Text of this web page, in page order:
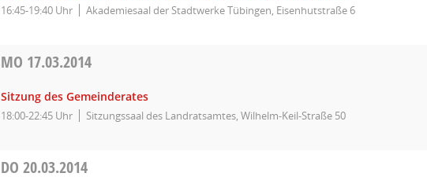
16:45-19:40 Uhr Akademiesaal der Stadtwerke Tübingen, Eisenhutstraße 6
MO 17.03.2014
Sitzung des Gemeinderates
18:00-22:45 Uhr Sitzungssaal des Landratsamtes, Wilhelm-Keil-Straße 50
DO20.03.2014